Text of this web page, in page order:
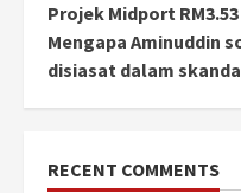
Projek Midport
Mengapa Aminuddin
disiasat dalam
RECENT COMMENTS